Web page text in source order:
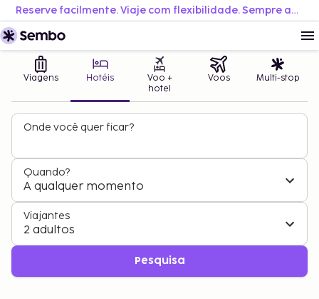
Reserve facilmente. Viaje com flexibilidade. Sempre ao melhor preço.
Viagens Hotéis
Voo +
hotel
Voos Multi-stop
Onde você quer ficar?
Quando?
A qualquer momento
Viajantes
2 adultos
Pesquisa